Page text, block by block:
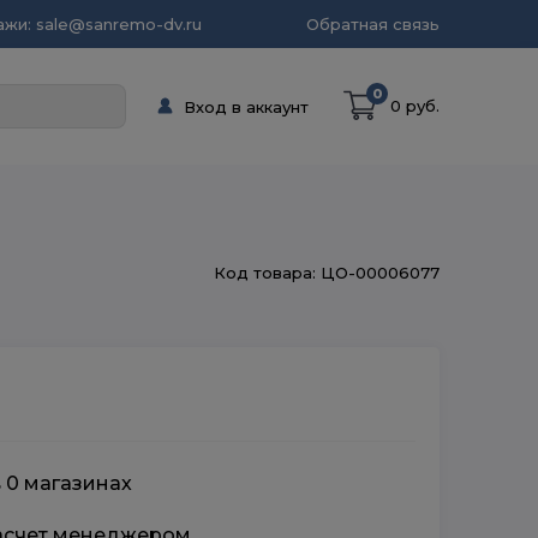
sale@sanremo-dv.ru Обратная связь
Вход в аккаунт
0
0 руб.
Код товара: ЦО-00006077
магазинах